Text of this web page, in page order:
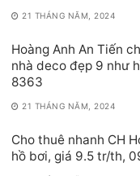
21 THÁNG NĂM, 2024
Hoàng Anh An Tiến
nhà deco đẹp 9 như
8363
21 THÁNG NĂM, 2024
Cho thuê nhanh CH
hồ bơi, giá 9.5 tr/th,